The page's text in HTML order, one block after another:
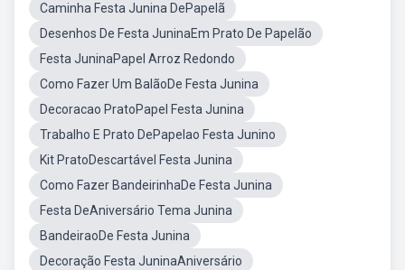
Caminha Festa Junina DePapelã
Desenhos De Festa JuninaEm Prato De Papelão
Festa JuninaPapel Arroz Redondo
Como Fazer Um BalãoDe Festa Junina
Decoracao PratoPapel Festa Junina
Trabalho E Prato DePapelao Festa Junino
Kit PratoDescartável Festa Junina
Como Fazer BandeirinhaDe Festa Junina
Festa DeAniversário Tema Junina
BandeiraoDe Festa Junina
Decoração Festa JuninaAniversário